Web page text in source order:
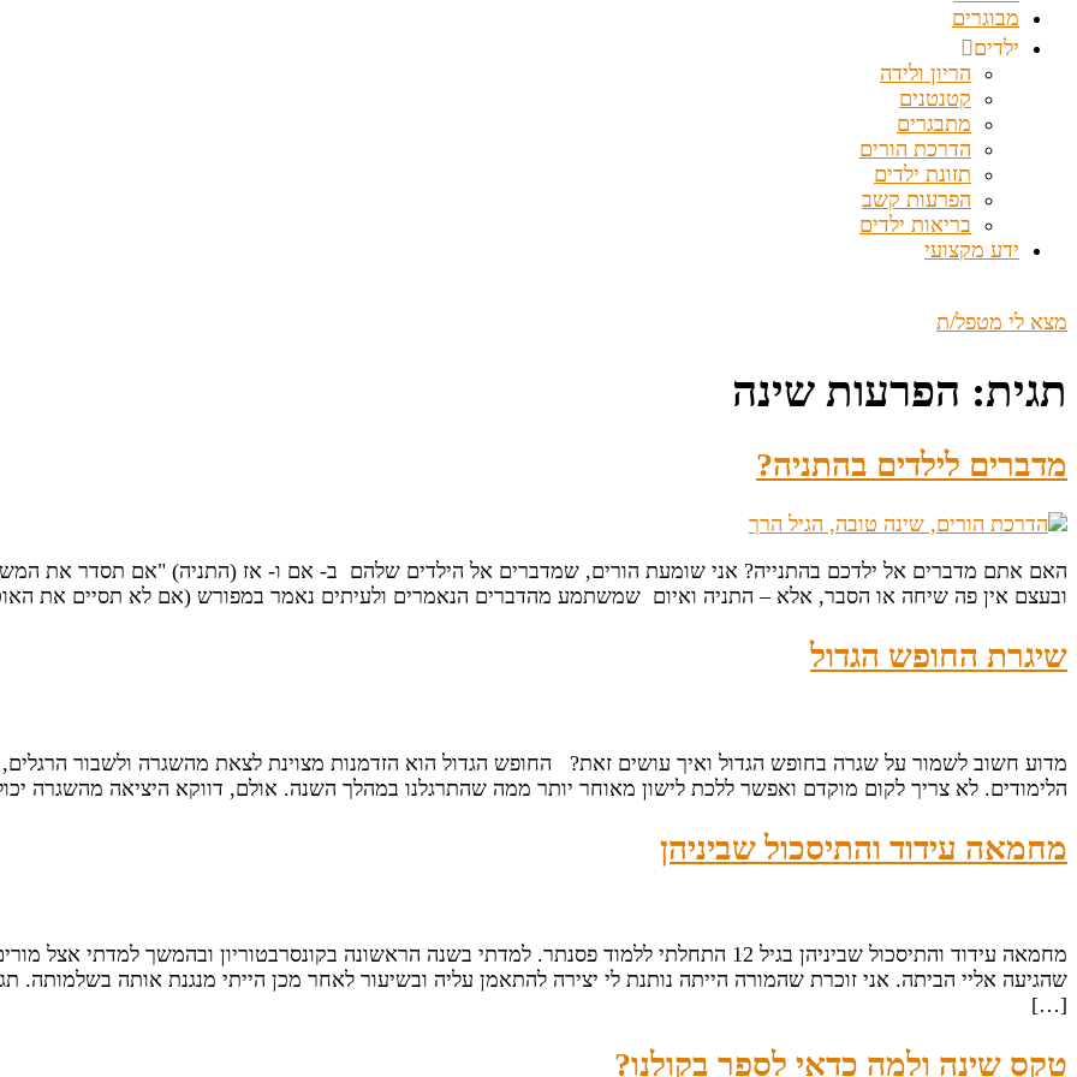
מבוגרים
ילדים
הריון ולידה
קטנטנים
מתבגרים
הדרכת הורים
תזונת ילדים
הפרעות קשב
בריאות ילדים
ידע מקצועי
מצא לי מטפל/ת
תגית: הפרעות שינה
מדברים לילדים בהתניה?
האם אתם מדברים אל ילדכם בהתנייה? אני שומעת הורים, שמדברים אל הילדים שלהם ב- אם ו- אז (התניה) "אם תסדר את
ובעצם אין פה שיחה או הסבר, אלא – התניה ואיום שמשתמע מהדברים הנאמרים ולעיתים נאמר במפורש (אם לא תסיים את
שיגרת החופש הגדול
מדוע חשוב לשמור על שגרה בחופש הגדול ואיך עושים זאת? החופש הגדול הוא הזדמנות מצוינת לצאת מהשגרה ולשבור
הלימודים. לא צריך לקום מוקדם ואפשר ללכת לישון מאוחר יותר ממה שהתרגלנו במהלך השנה. אולם, דווקא היציאה מהשגרה
מחמאה עידוד והתיסכול שביניהן
שהגיעה אליי הביתה. אני זוכרת שהמורה הייתה נותנת לי יצירה להתאמן עליה ובשיעור לאחר מכן הייתי מנגנת אותה
[…]
טקס שינה ולמה כדאי לספר בקולנו?